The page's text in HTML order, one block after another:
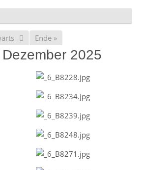
Ende »
2025